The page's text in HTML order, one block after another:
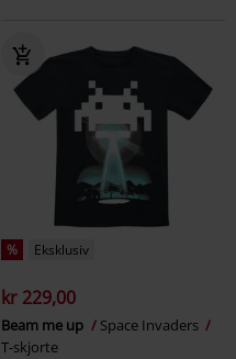
% Eksklusiv
kr 229,00
Beam me up
Space Invaders
T-skjorte